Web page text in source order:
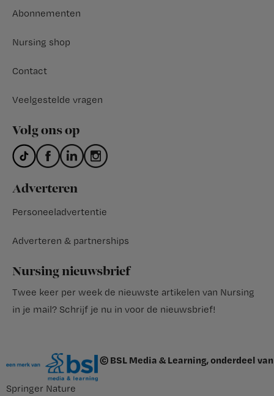
Abonnementen
Nursing shop
Contact
Veelgestelde vragen
Volg ons op
Adverteren
Personeeladvertentie
Adverteren & partnerships
Nursing nieuwsbrief
Twee keer per week de nieuwste artikelen van Nursing
in je mail? Schrijf je nu in voor de nieuwsbrief!
© BSL Media & Learning, onderdeel van
Springer Nature